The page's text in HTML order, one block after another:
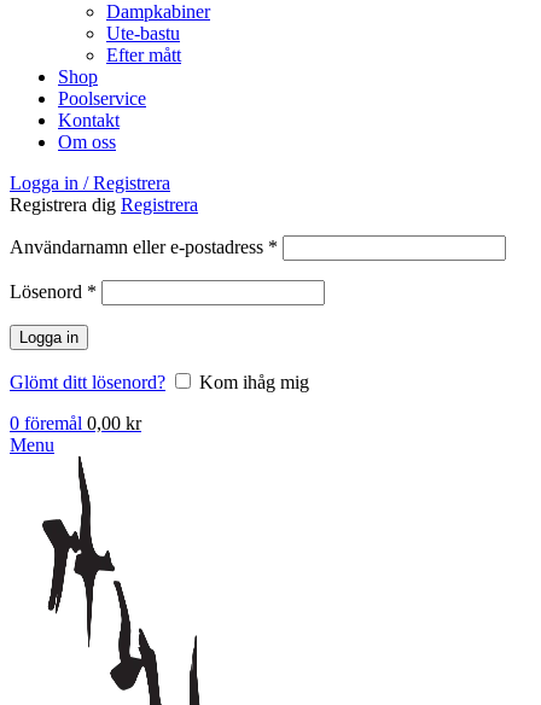
Dampkabiner
Ute-bastu
Efter mått
Shop
Poolservice
Kontakt
Om oss
Logga in / Registrera
Registrera dig Registrera
Användarnamn eller e-postadress *
Lösenord *
Logga in
Glömt ditt lösenord?
Kom ihåg mig
0 föremål 0,00 kr
Menu